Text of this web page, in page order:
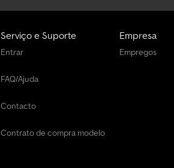
Serviço e Suporte
Entrar
FAQ/Ajuda
Contacto
Contrato de compra modelo
Empresa
Empregos